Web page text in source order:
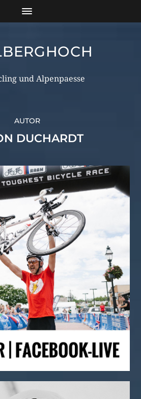
und Alpenpaesse
AUTOR
DUCHARDT